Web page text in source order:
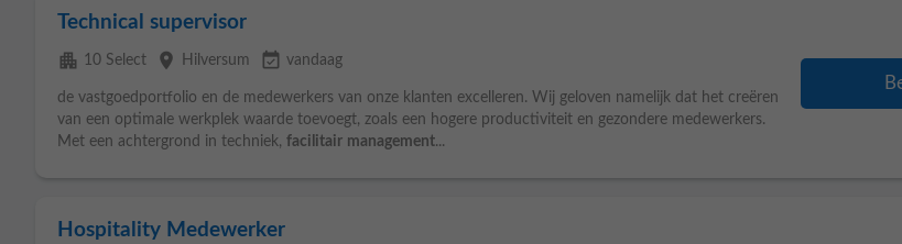
Technical supervisor
apartment 10 Select place Hilversum event_available vandaag
de vastgoedportfolio en de medewerkers van onze klanten excelleren. Wij geloven namelijk dat het creëren
van een optimale werkplek waarde toevoegt, zoals een hogere productiviteit en gezondere medewerkers.
Met een achtergrond in techniek, facilitair management...
Hospitality Medewerker